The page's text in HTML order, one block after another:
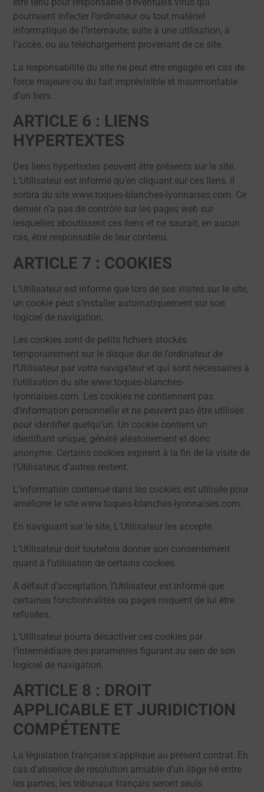
être tenu pour responsable d’éventuels virus qui
pourraient infecter l’ordinateur ou tout matériel
informatique de l’Internaute, suite à une utilisation, à
l’accès, ou au téléchargement provenant de ce site.
La responsabilité du site ne peut être engagée en cas de
force majeure ou du fait imprévisible et insurmontable
d’un tiers.
ARTICLE 6 : LIENS
HYPERTEXTES
Des liens hypertextes peuvent être présents sur le site.
L’Utilisateur est informé qu’en cliquant sur ces liens, il
sortira du site www.toques-blanches-lyonnaises.com. Ce
dernier n’a pas de contrôle sur les pages web sur
lesquelles aboutissent ces liens et ne saurait, en aucun
cas, être responsable de leur contenu.
ARTICLE 7 : COOKIES
L’Utilisateur est informé que lors de ses visites sur le site,
un cookie peut s’installer automatiquement sur son
logiciel de navigation.
Les cookies sont de petits fichiers stockés
temporairement sur le disque dur de l’ordinateur de
l’Utilisateur par votre navigateur et qui sont nécessaires à
l’utilisation du site www.toques-blanches-
lyonnaises.com. Les cookies ne contiennent pas
d’information personnelle et ne peuvent pas être utilisés
pour identifier quelqu’un. Un cookie contient un
identifiant unique, généré aléatoirement et donc
anonyme. Certains cookies expirent à la fin de la visite de
l’Utilisateur, d’autres restent.
L’information contenue dans les cookies est utilisée pour
améliorer le site www.toques-blanches-lyonnaises.com.
En naviguant sur le site, L’Utilisateur les accepte.
L’Utilisateur doit toutefois donner son consentement
quant à l’utilisation de certains cookies.
A défaut d’acceptation, l’Utilisateur est informé que
certaines fonctionnalités ou pages risquent de lui être
refusées.
L’Utilisateur pourra désactiver ces cookies par
l’intermédiaire des paramètres figurant au sein de son
logiciel de navigation.
ARTICLE 8 : DROIT
APPLICABLE ET JURIDICTION
COMPÉTENTE
La législation française s’applique au présent contrat. En
cas d’absence de résolution amiable d’un litige né entre
les parties, les tribunaux français seront seuls